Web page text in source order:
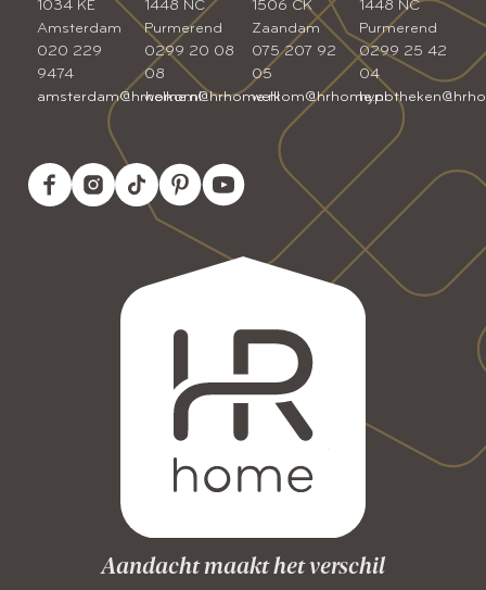
1034 KE
Amsterdam
020 229
9474
amsterdam@hrhome.nl
1448 NC
Purmerend
0299 20 08
08
welkom@hrhome.nl
1506 CK
Zaandam
075 207 92
05
welkom@hrhome.nl
1448 NC
Purmerend
0299 25 42
04
Aandacht maakt het verschil